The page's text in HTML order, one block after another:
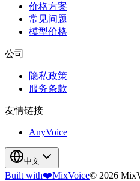
价格方案
常见问题
模型价格
公司
隐私政策
服务条款
友情链接
AnyVoice
中文
Built with❤️MixVoice© 2026